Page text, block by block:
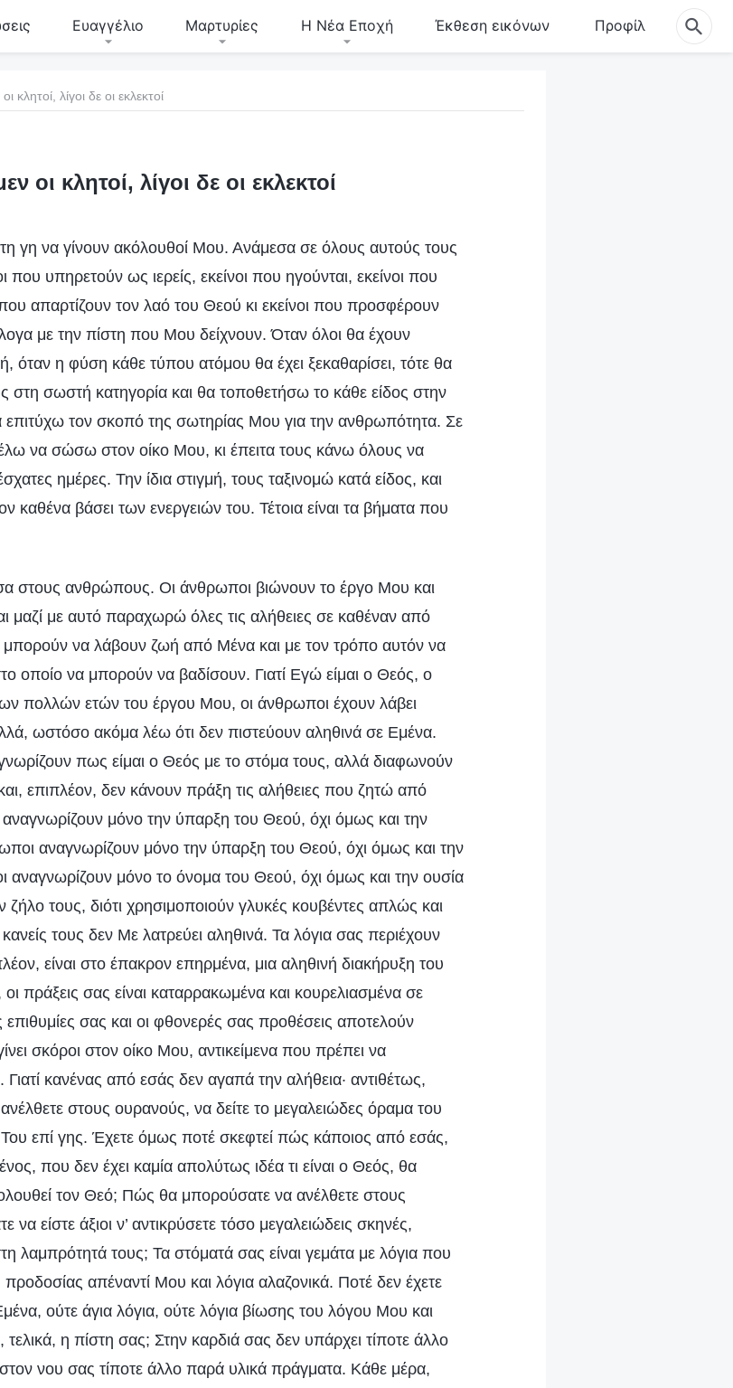
Ευαγγέλιο Μαρτυρίες Η Νέα Εποχή Έκθεση εικόνων Προφίλ
κλητοί, λίγοι δε οι εκλεκτοί
οι κλητοί, λίγοι δε οι εκλεκτοί
γη να γίνουν ακόλουθοί Μου. Ανάμεσα σε όλους αυτούς τους
υπηρετούν ως ιερείς, εκείνοι που ηγούνται, εκείνοι που
που απαρτίζουν τον λαό του Θεού κι εκείνοι που προσφέρουν
με την πίστη που Μου δείχνουν. Όταν όλοι θα έχουν
όταν η φύση κάθε τύπου ατόμου θα έχει ξεκαθαρίσει, τότε θα
σωστή κατηγορία και θα τοποθετήσω το κάθε είδος στην
τον σκοπό της σωτηρίας Μου για την ανθρωπότητα. Σε
να σώσω στον οίκο Μου, κι έπειτα τους κάνω όλους να
ημέρες. Την ίδια στιγμή, τους ταξινομώ κατά είδος, και
καθένα βάσει των ενεργειών του. Τέτοια είναι τα βήματα που
στους ανθρώπους. Οι άνθρωποι βιώνουν το έργο Μου και
μαζί με αυτό παραχωρώ όλες τις αλήθειες σε καθέναν από
να λάβουν ζωή από Μένα και με τον τρόπο αυτόν να
οποίο να μπορούν να βαδίσουν. Γιατί Εγώ είμαι ο Θεός, ο
πολλών ετών του έργου Μου, οι άνθρωποι έχουν λάβει
ωστόσο ακόμα λέω ότι δεν πιστεύουν αληθινά σε Εμένα.
πως είμαι ο Θεός με το στόμα τους, αλλά διαφωνούν
επιπλέον, δεν κάνουν πράξη τις αλήθειες που ζητώ από
μόνο την ύπαρξη του Θεού, όχι όμως και την
αναγνωρίζουν μόνο την ύπαρξη του Θεού, όχι όμως και την
αναγνωρίζουν μόνο το όνομα του Θεού, όχι όμως και την ουσία
τους, διότι χρησιμοποιούν γλυκές κουβέντες απλώς και
τους δεν Με λατρεύει αληθινά. Τα λόγια σας περιέχουν
είναι στο έπακρον επηρμένα, μια αληθινή διακήρυξη του
πράξεις σας είναι καταρρακωμένα και κουρελιασμένα σε
επιθυμίες σας και οι φθονερές σας προθέσεις αποτελούν
σκόροι στον οίκο Μου, αντικείμενα που πρέπει να
κανένας από εσάς δεν αγαπά την αλήθεια· αντιθέτως,
ανέλθετε στους ουρανούς, να δείτε το μεγαλειώδες όραμα του
Του επί γης. Έχετε όμως ποτέ σκεφτεί πώς κάποιος από εσάς,
που δεν έχει καμία απολύτως ιδέα τι είναι ο Θεός, θα
τον Θεό; Πώς θα μπορούσατε να ανέλθετε στους
είστε άξιοι ν’ αντικρύσετε τόσο μεγαλειώδεις σκηνές,
λαμπρότητά τους; Τα στόματά σας είναι γεμάτα με λόγια που
απέναντί Μου και λόγια αλαζονικά. Ποτέ δεν έχετε
Εμένα, ούτε άγια λόγια, ούτε λόγια βίωσης του λόγου Μου και
η πίστη σας; Στην καρδιά σας δεν υπάρχει τίποτε άλλο
νου σας τίποτε άλλο παρά υλικά πράγματα. Κάθε μέρα,